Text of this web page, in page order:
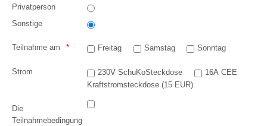
Privatperson
Sonstige
Teilnahme am Freitag Samstag Sonntag
Strom 230V SchuKoSteckdose
16A CEE
Kraftstromsteckdose (15 EUR)
Die
Teilnahmebedingung